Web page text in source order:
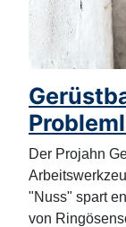
Der Projahn
"Nuss" spart
von